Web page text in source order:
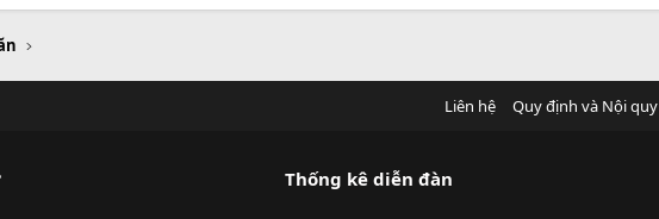
Liên hệ Quy định và Nội quy
Thống kê diễn đàn